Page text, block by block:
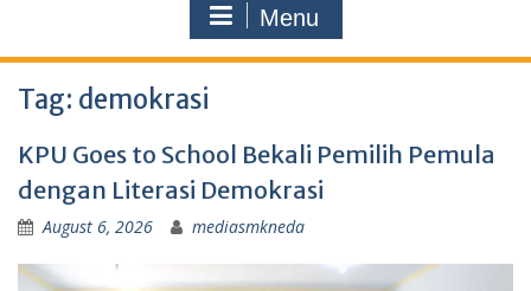
Menu
Tag: demokrasi
KPU Goes to School Bekali Pemilih Pemula
dengan Literasi Demokrasi
August 6, 2026 mediasmkneda